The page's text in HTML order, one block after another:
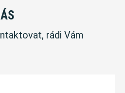
rádi Vám